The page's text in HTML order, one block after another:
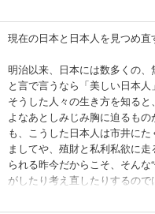
現在の日本と日本人を見つめ直
明治以来、日本には数多くの
と言で言うなら「美しい日本人
そうした人々の生き方を知る
よなあとしみじみ胸に迫るも
も、こうした日本人は市井にた
ましてや、殖財と私利私欲に
られる昨今だからこそ、そん
がしたり考え直したりするので